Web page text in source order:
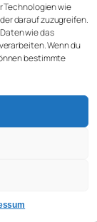
Technologien wie
darauf zuzugreifen.
wie das
Wenn du
bestimmte